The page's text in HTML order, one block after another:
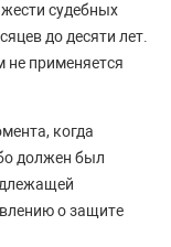
судебных
до десяти лет.
не применяется
когда
должен был
о защите